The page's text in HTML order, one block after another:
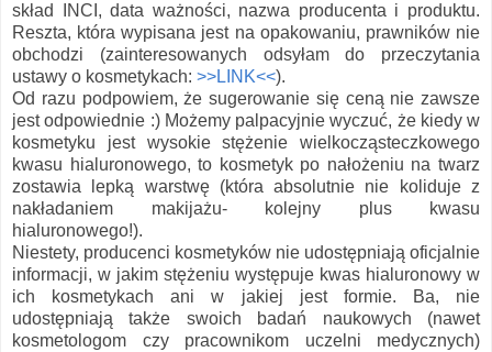
skład INCI, data ważności, nazwa producenta i produktu.
Reszta, która wypisana jest na opakowaniu, prawników nie
obchodzi (zainteresowanych odsyłam do przeczytania
ustawy o kosmetykach: >>LINK<<).
Od razu podpowiem, że sugerowanie się ceną nie zawsze
jest odpowiednie :) Możemy palpacyjnie wyczuć, że kiedy w
kosmetyku jest wysokie stężenie wielkocząsteczkowego
kwasu hialuronowego, to kosmetyk po nałożeniu na twarz
zostawia lepką warstwę (która absolutnie nie koliduje z
nakładaniem makijażu- kolejny plus kwasu
hialuronowego!).
Niestety, producenci kosmetyków nie udostępniają oficjalnie
informacji, w jakim stężeniu występuje kwas hialuronowy w
ich kosmetykach ani w jakiej jest formie. Ba, nie
udostępniają także swoich badań naukowych (nawet
kosmetologom czy pracownikom uczelni medycznych)